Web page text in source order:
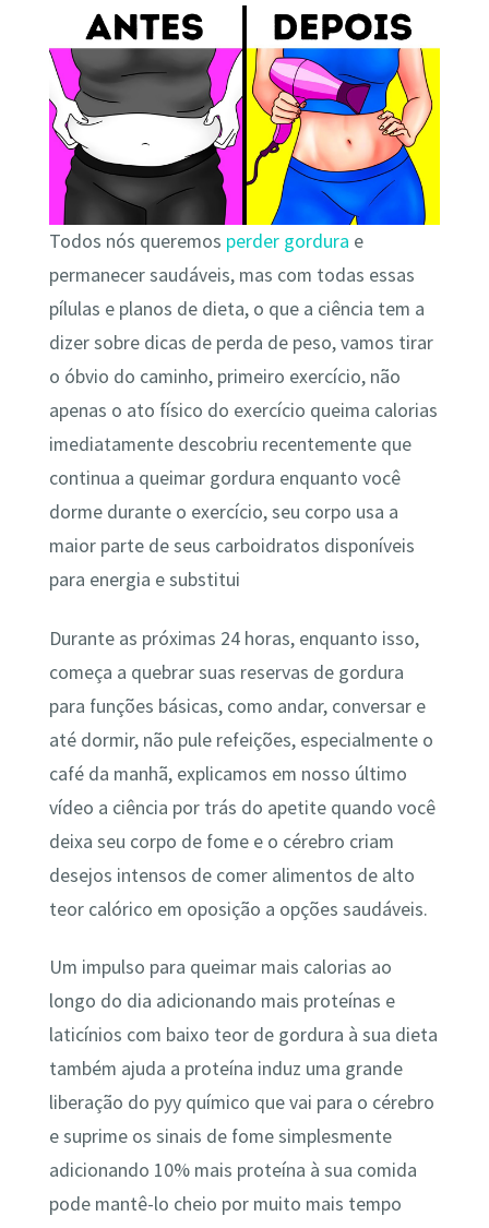
Todos nós queremos perder gordura e
permanecer saudáveis, mas com todas essas
pílulas e planos de dieta, o que a ciência tem a
dizer sobre dicas de perda de peso, vamos tirar
o óbvio do caminho, primeiro exercício, não
apenas o ato físico do exercício queima calorias
imediatamente descobriu recentemente que
continua a queimar gordura enquanto você
dorme durante o exercício, seu corpo usa a
maior parte de seus carboidratos disponíveis
para energia e substitui
Durante as próximas 24 horas, enquanto isso,
começa a quebrar suas reservas de gordura
para funções básicas, como andar, conversar e
até dormir, não pule refeições, especialmente o
café da manhã, explicamos em nosso último
vídeo a ciência por trás do apetite quando você
deixa seu corpo de fome e o cérebro criam
desejos intensos de comer alimentos de alto
teor calórico em oposição a opções saudáveis.
Um impulso para queimar mais calorias ao
longo do dia adicionando mais proteínas e
laticínios com baixo teor de gordura à sua dieta
também ajuda a proteína induz uma grande
liberação do pyy químico que vai para o cérebro
e suprime os sinais de fome simplesmente
adicionando 10% mais proteína à sua comida
pode mantê-lo cheio por muito mais tempo